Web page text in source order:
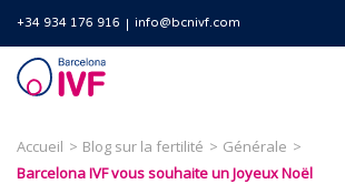
+34 934 176 916 info@bcnivf.com
Barcelona
IVF
Accueil Blog sur la fertilité
Générale
Barcelona IVF vous souhaite un Joyeux Noël